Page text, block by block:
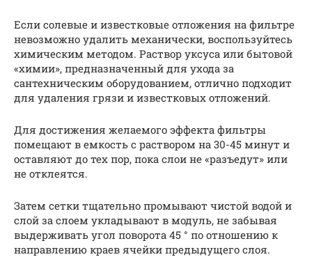
Если солевые и известковые отложения на фильтре
невозможно удалить механически, воспользуйтесь
химическим методом. Раствор уксуса или бытовой
«химии», предназначенный для ухода за
сантехническим оборудованием, отлично подходит
для удаления грязи и известковых отложений.
Для достижения желаемого эффекта фильтры
помещают в емкость с раствором на 30-45 минут и
оставляют до тех пор, пока слои не «разъедут» или
не отклеятся.
Затем сетки тщательно промывают чистой водой и
слой за слоем укладывают в модуль, не забывая
выдерживать угол поворота 45 ° по отношению к
направлению краев ячейки предыдущего слоя.